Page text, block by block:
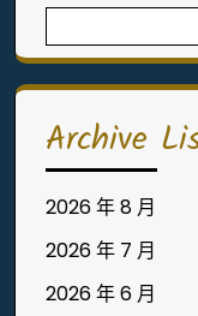
for:
Archive
2026 年 8 月
2026 年 7 月
2026 年 6 月